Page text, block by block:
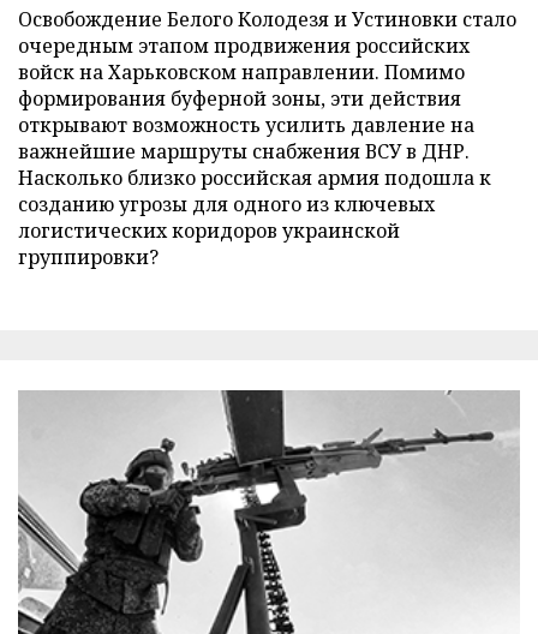
Освобождение Белого Колодезя и Устиновки стало
очередным этапом продвижения российских
войск на Харьковском направлении. Помимо
формирования буферной зоны, эти действия
открывают возможность усилить давление на
важнейшие маршруты снабжения ВСУ в ДНР.
Насколько близко российская армия подошла к
созданию угрозы для одного из ключевых
логистических коридоров украинской
группировки?